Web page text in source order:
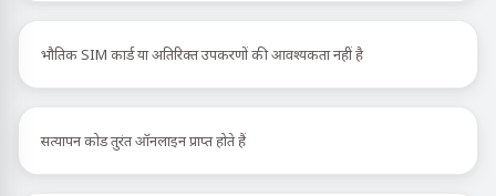
भौतिक SIM कार्ड या अतिरिक्त उपकरणों की आवश्यकता नहीं है
सत्यापन कोड तुरंत ऑनलाइन प्राप्त होते हैं